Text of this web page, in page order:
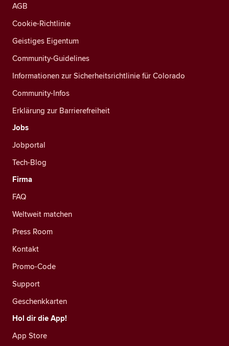
AGB
Cookie-Richtlinie
Geistiges Eigentum
Community-Guidelines
Informationen zur Sicherheitsrichtlinie für Colorado
Community-Infos
Erklärung zur Barrierefreiheit
Jobs
Jobportal
Tech-Blog
Firma
FAQ
Weltweit matchen
Press Room
Kontakt
Promo-Code
Support
Geschenkkarten
Hol dir die App!
App Store